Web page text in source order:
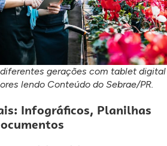
gerações com tablet digital
lendo Conteúdo do Sebrae/PR.
Infográficos, Planilhas